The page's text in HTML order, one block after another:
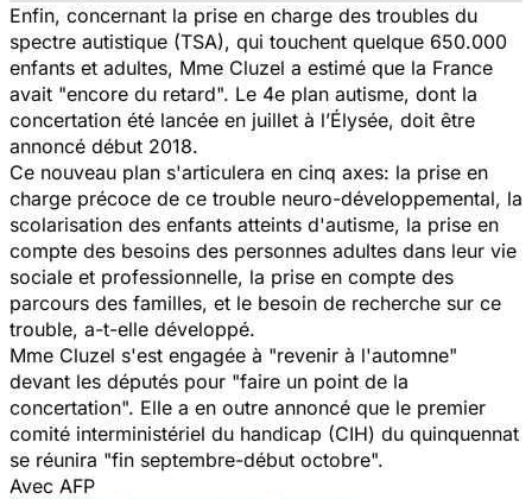
Enfin, concernant la prise en charge des troubles du
spectre autistique (TSA), qui touchent quelque 650.000
enfants et adultes, Mme Cluzel a estimé que la France
avait "encore du retard". Le 4e plan autisme, dont la
concertation été lancée en juillet à l’Élysée, doit être
annoncé début 2018.
Ce nouveau plan s'articulera en cinq axes: la prise en
charge précoce de ce trouble neuro-développemental, la
scolarisation des enfants atteints d'autisme, la prise en
compte des besoins des personnes adultes dans leur vie
sociale et professionnelle, la prise en compte des
parcours des familles, et le besoin de recherche sur ce
trouble, a-t-elle développé.
Mme Cluzel s'est engagée à "revenir à l'automne"
devant les députés pour "faire un point de la
concertation". Elle a en outre annoncé que le premier
comité interministériel du handicap (CIH) du quinquennat
se réunira "fin septembre-début octobre".
Avec AFP